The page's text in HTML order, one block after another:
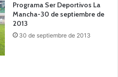
Programa Ser Deportivos La
Mancha-30 de septiembre de
2013
30 de septiembre de 2013